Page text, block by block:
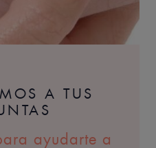
A TUS
ayudarte a